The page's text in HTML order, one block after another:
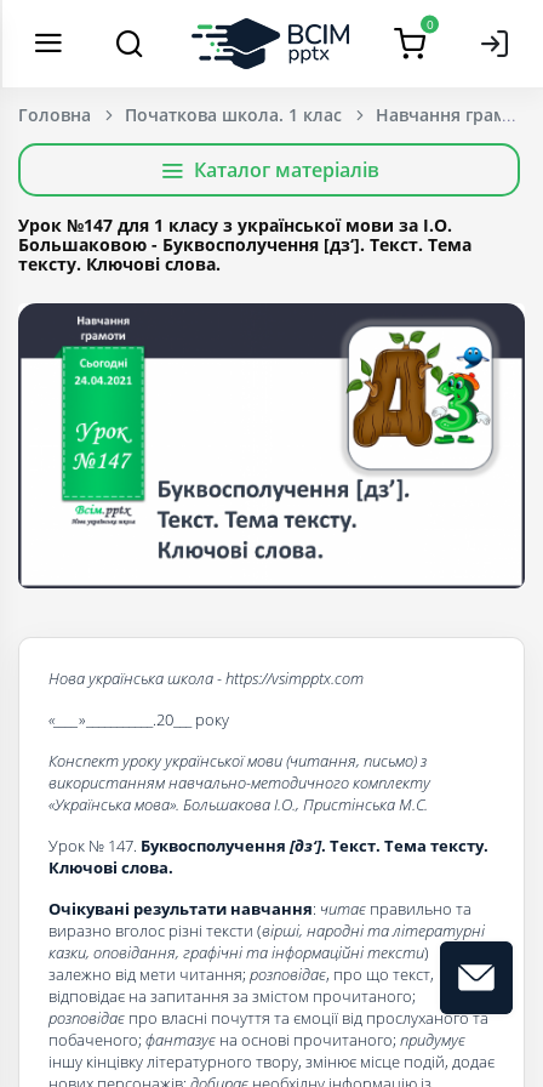
0
Головна Початкова школа. 1 клас Навчання грамоти
Каталог матеріалів
Урок №147 для 1 класу з української мови за І.О.
Большаковою - Буквосполучення [дз‘]. Текст. Тема
тексту. Ключові слова.
Нова українська школа - https://vsimpptx.com
«____ »___________.20___ року
Конспект уроку української мови (читання, письмо) з
використанням навчально-методичного комплекту
«Українська мова». Большакова І.О., Пристінська М.С.
Урок № 147. Буквосполучення [дз‘]. Текст. Тема тексту.
Ключові слова.
Очікувані результати навчання: читає правильно та
виразно вголос різні тексти (вірші, народні та літературні
казки, оповідання, графічні та інформаційні тексти)
залежно від мети читання; розповідає, про що текст,
відповідає на запитання за змістом прочитаного;
розповідає про власні почуття та ємоції від прослуханого та
побаченого; фантазує на основі прочитаного; придумує
іншу кінцівку літературного твору, змінює місце подій, додає